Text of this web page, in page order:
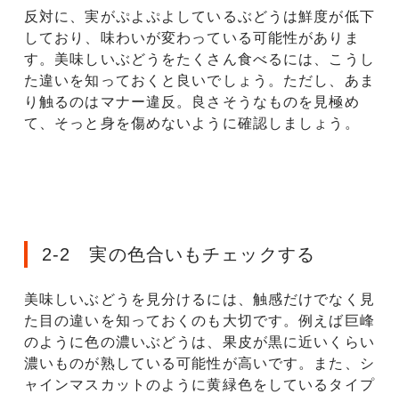
反対に、実がぷよぷよしているぶどうは鮮度が低下
しており、味わいが変わっている可能性がありま
す。美味しいぶどうをたくさん食べるには、こうし
た違いを知っておくと良いでしょう。ただし、あま
り触るのはマナー違反。良さそうなものを見極め
て、そっと身を傷めないように確認しましょう。
2-2 実の色合いもチェックする
美味しいぶどうを見分けるには、触感だけでなく見
た目の違いを知っておくのも大切です。例えば巨峰
のように色の濃いぶどうは、果皮が黒に近いくらい
濃いものが熟している可能性が高いです。また、シ
ャインマスカットのように黄緑色をしているタイプ